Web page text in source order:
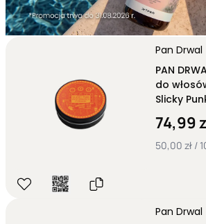
Jak dobrać idealną pomadę do włosów
Wybierając pomadę do stylizacji, warto
służą do modelowania, różnią się sposobem
trwałością oraz komfortem użytkowania.
Pomady wodne
Pomady wodne należą do najchętniej
codziennej stylizacji . Ich największą
usuwania z włosów
. W większości
standardowo umyć włosy szamponem, aby
utrwalenie, dzięki czemu
fryzura
może być poprawiana w ciągu dnia
Pan Drwal
PAN
do włosów Steam
74,99
50,00 zł /
Pan Drwal